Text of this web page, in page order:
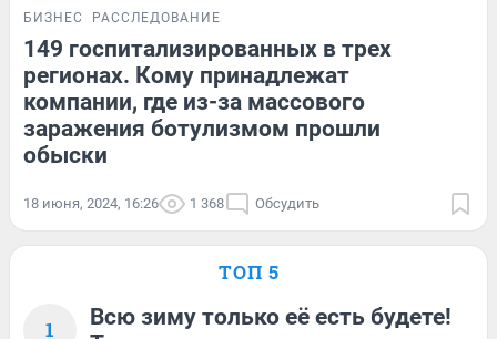
БИЗНЕС РАССЛЕДОВАНИЕ
149 госпитализированных в трех
регионах. Кому принадлежат
компании, где из-за массового
заражения ботулизмом прошли
обыски
18 июня, 2024, 16:26 1 368 Обсудить
ТОП 5
1
Всю зиму только её есть будете!